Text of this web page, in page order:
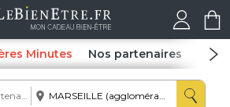
Minutes Nos partenaires Spas